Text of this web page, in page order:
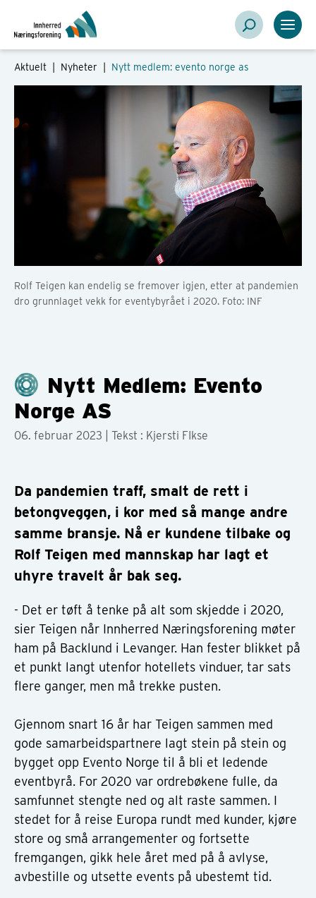
Aktuelt | Nyheter Nytt medlem: evento norge as
Rolf Teigen kan endelig se fremover igjen, etter at pandemien
dro grunnlaget vekk for eventybyrået i 2020. Foto: INF
Nytt Medlem: Evento
Norge AS
06. februar 2023 | Tekst : Kjersti FIkse
Da pandemien traff, smalt de rett i
betongveggen, i kor med så mange andre
samme bransje. Nå er kundene tilbake og
Rolf Teigen med mannskap har lagt et
uhyre travelt år bak seg.
- Det er tøft å tenke på alt som skjedde i 2020,
sier Teigen når Innherred Næringsforening møter
ham på Backlund i Levanger. Han fester blikket på
et punkt langt utenfor hotellets vinduer, tar sats
flere ganger, men må trekke pusten.
Gjennom snart 16 år har Teigen sammen med
gode samarbeidspartnere lagt stein på stein og
bygget opp Evento Norge til å bli et ledende
eventbyrå. For 2020 var ordrebøkene fulle, da
samfunnet stengte ned og alt raste sammen. I
stedet for å reise Europa rundt med kunder, kjøre
store og små arrangementer og fortsette
fremgangen, gikk hele året med på å avlyse,
avbestille og utsette events på ubestemt tid.